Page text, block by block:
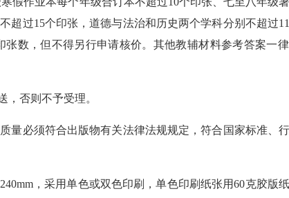
过15个印张，道德与法治和历史两个学科分别不超过
数，但不得另行申请核价。其他教辅材料参考答案一
否则不予受理。
必须符合出版物有关法律法规规定，符合国家标准、
，采用单色或双色印刷，单色印刷纸张用60克胶版